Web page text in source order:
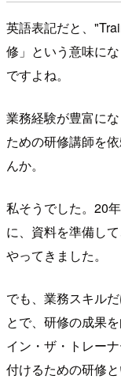
英語表記だと、
修」という意味に
ですよね。
業務経験が豊富に
ための研修講師を
んか。
私そうでした。20
に、資料を準備し
やってきました。
でも、業務スキル
とで、研修の成果
イン・ザ・トレー
付けるための研修と